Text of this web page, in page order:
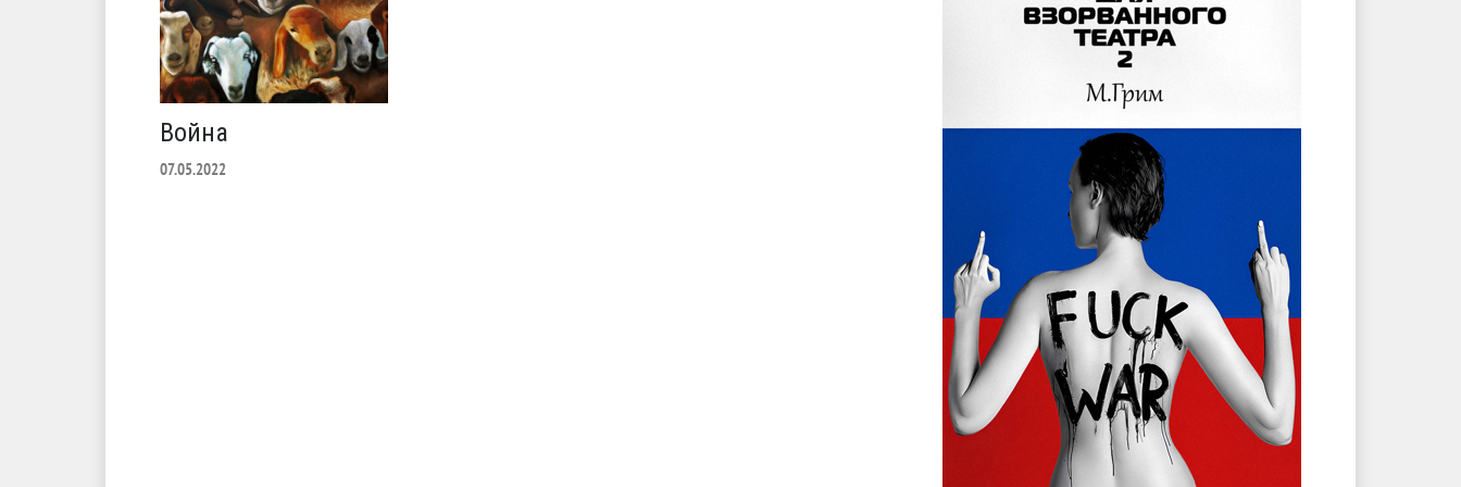
Война
07.05.2022